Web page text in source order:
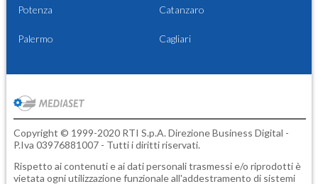
Potenza Catanzaro
Palermo Cagliari
Copyright © 1999-2020 RTI S.p.A. Direzione Business Digital -
P.Iva 03976881007 - Tutti i diritti riservati.
Rispetto ai contenuti e ai dati personali trasmessi e/o riprodotti è
vietata ogni utilizzazione funzionale all'addestramento di sistemi